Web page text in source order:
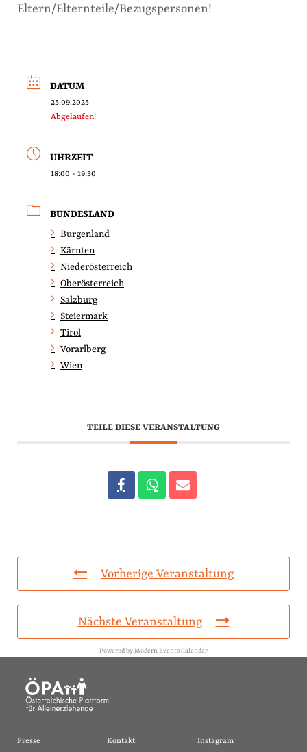
Eltern/Elternteile/Bezugspersonen!
DATUM
25.09.2025
Abgelaufen!
UHRZEIT
18:00 - 19:30
BUNDESLAND
Burgenland
Kärnten
Niederösterreich
Oberösterreich
Salzburg
Steiermark
Tirol
Vorarlberg
Wien
TEILE DIESE VERANSTALTUNG
Vorherige Veranstaltung
Nächste Veranstaltung
Powered byModern Events Calendar
Presse Kontakt Instagram